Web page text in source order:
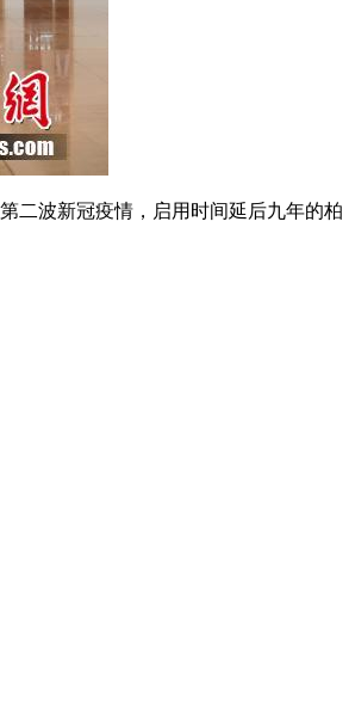
二波新冠疫情，启用时间延后九年的柏